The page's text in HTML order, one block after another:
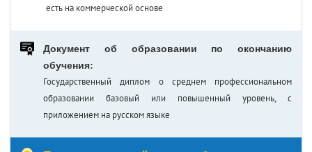
есть на коммерческой основе
Документ об образовании по окончанию
обучения:
Государственный диплом о среднем профессиональном
образовании базовый или повышенный уровень, с
приложением на русском языке